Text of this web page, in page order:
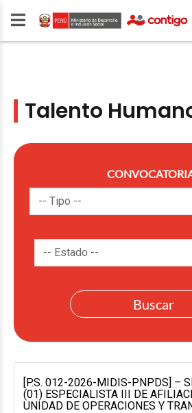
Talento
[P.S. 012-2026-MIDIS-PNPDS] –
(01) ESPECIALISTA III DE
UNIDAD DE OPERACIONES Y